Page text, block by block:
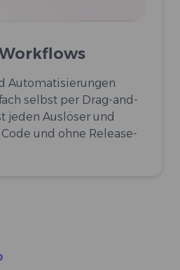
Automatisierungen
selbst per Drag-and-
jeden Auslöser und
und ohne Release-